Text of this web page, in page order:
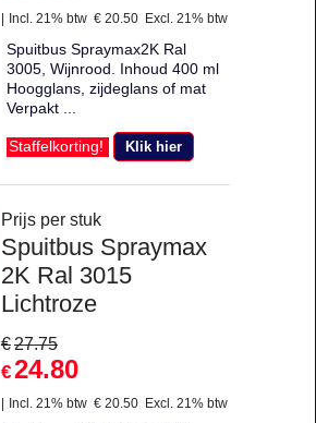
Incl. 21% btw € 20.50 Excl. 21% btw
Spuitbus Spraymax2K Ral
3005, Wijnrood. Inhoud 400 ml
Hoogglans, zijdeglans of mat
Verpakt ...
Staffelkorting! Klik hier
Prijs per stuk
Spuitbus Spraymax
2K Ral 3015
Lichtroze
€27.75
€24.80
Incl. 21% btw € 20.50 Excl. 21% btw